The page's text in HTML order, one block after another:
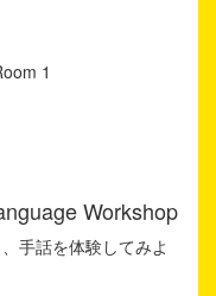
1
Workshop
手話を体験してみよ